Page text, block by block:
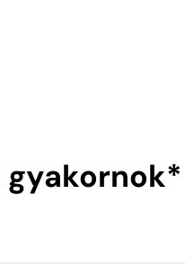
gyakornok*